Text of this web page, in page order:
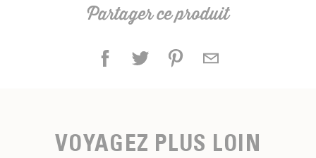
Partager ce produit
VOYAGEZ PLUS LOIN